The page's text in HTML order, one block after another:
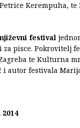
Kerempuha,
festival
pisce. Pokrovitelj
te Kulturna
i autor festivala